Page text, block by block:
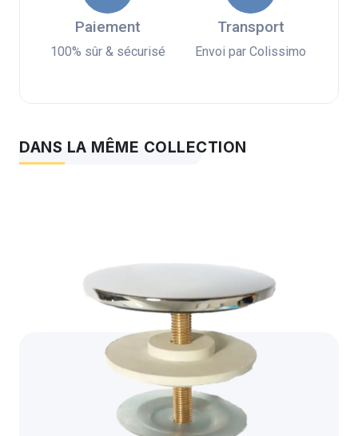
Paiement
100% sûr & sécurisé
Transport
Envoi par Colissimo
DANS LA MÊME COLLECTION